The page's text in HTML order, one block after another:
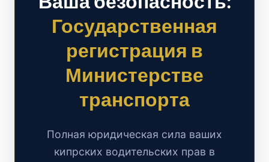
Государственная
регистрация в
Министерстве
транспорта
Полная юридическая сила ваших
кипрских водительских прав в